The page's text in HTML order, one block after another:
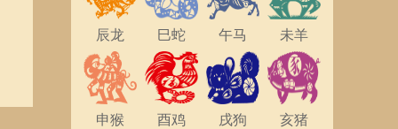
辰龙 巳蛇 午马 未羊
申猴 酉鸡 戌狗 亥猪